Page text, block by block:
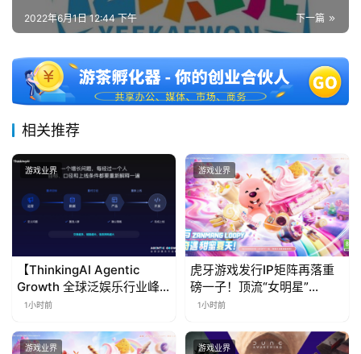
下一篇
2022年6月1日 12:44 下午
相关推荐
游戏业界
【ThinkingAI Agentic
Growth 全球泛娱乐行业峰
会】Agent 时代，人到底负
1小时前
游戏业界
虎牙游戏发行IP矩阵再落重
磅一子！顶流“女明星”
ZANMANG LOOPY 正版3D
曝光
1小时前
游戏业界 游戏业界